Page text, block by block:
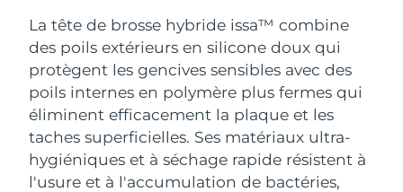
La tête de brosse hybride issa™ combine
des poils extérieurs en silicone doux qui
protègent les gencives sensibles avec des
poils internes en polymère plus fermes qui
éliminent efficacement la plaque et les
taches superficielles. Ses matériaux ultra-
hygiéniques et à séchage rapide résistent à
l'usure et à l'accumulation de bactéries,